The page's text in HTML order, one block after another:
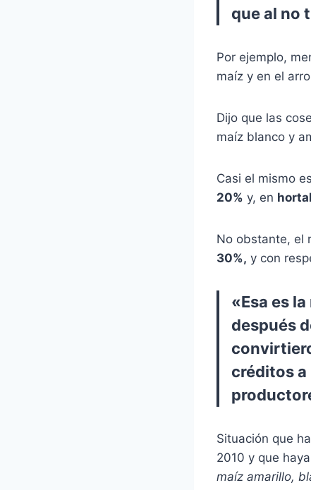
que al no
Por ejemplo,
maíz y en el
Dijo que las
maíz blanco y
Casi el mismo
20% y, en
No obstante, el
30%, y con
«Esa es
después
créditos a
Situación que
2010 y que
maíz amarillo,